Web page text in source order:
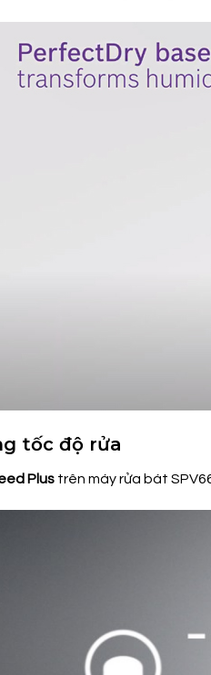
tốc độ rửa
Plus trên máy rửa bát